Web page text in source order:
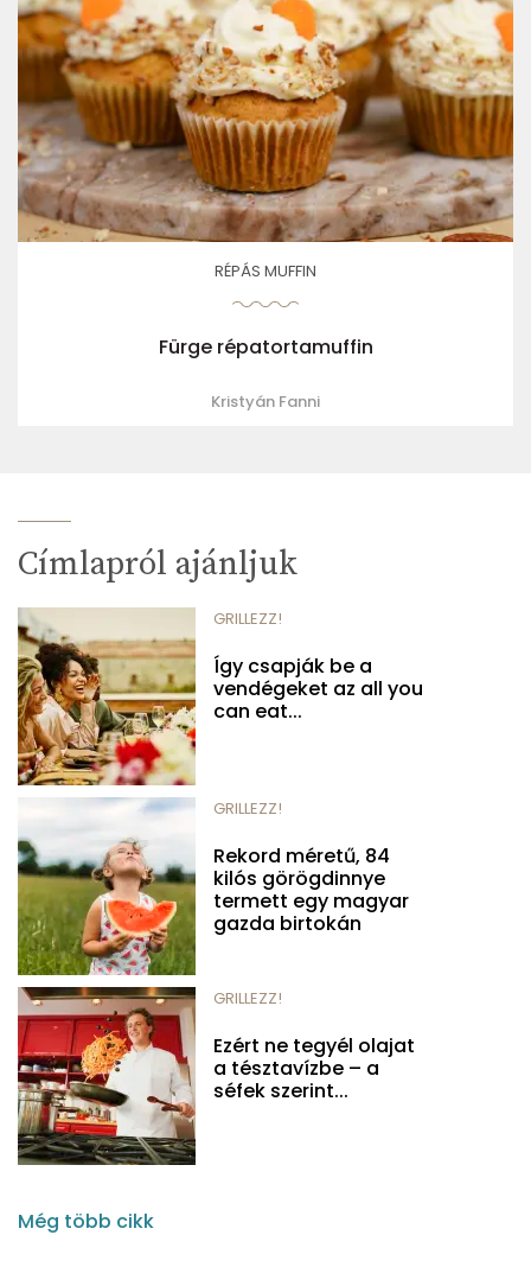
RÉPÁS MUFFIN
Fürge répatortamuffin
Kristyán Fanni
Címlapról ajánljuk
GRILLEZZ!
Így csapják be a
vendégeket az all you
can eat...
GRILLEZZ!
Rekord méretű, 84
kilós görögdinnye
termett egy magyar
gazda birtokán
GRILLEZZ!
Ezért ne tegyél olajat
a tésztavízbe – a
séfek szerint...
Még több cikk